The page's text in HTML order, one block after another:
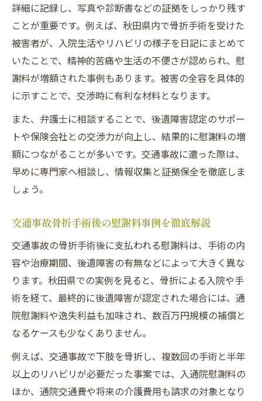
詳細に記録し、写真や診断書などの証拠をしっかり残す
ことが重要です。例えば、秋田県内で骨折手術を受けた
被害者が、入院生活やリハビリの様子を日記にまとめて
いたことで、精神的苦痛や生活の不便さが認められ、慰
謝料が増額された事例もあります。被害の全容を具体的
に示すことで、交渉時に有利な材料となります。
また、弁護士に相談することで、後遺障害認定のサポー
トや保険会社との交渉力が向上し、結果的に慰謝料の増
額につながることが多いです。交通事故に遭った際は、
早めに専門家へ相談し、情報収集と証拠保全を徹底しま
しょう。
交通事故骨折手術後の慰謝料事例を徹底解説
交通事故の骨折手術後に支払われる慰謝料は、手術の内
容や治療期間、後遺障害の有無などによって大きく異な
ります。秋田県での実例を見ると、骨折による入院や手
術を経て、最終的に後遺障害が認定された場合には、通
院慰謝料や逸失利益も加味され、数百万円規模の補償と
なるケースも少なくありません。
例えば、交通事故で下肢を骨折し、複数回の手術と半年
以上のリハビリが必要だった事案では、入通院慰謝料の
ほか、通院交通費や将来の介護費用も請求の対象となり